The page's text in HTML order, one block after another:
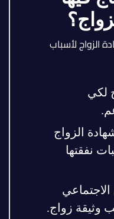
الزواج لأسباب
لكي
الزواج
نفقتها
وثيقة زواج.